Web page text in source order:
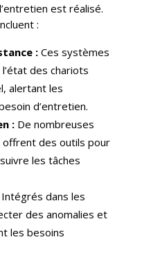
est réalisé.
:
:Ces systèmes
des chariots
alertant les
d’entretien.
:De nombreuses
des outils pour
les tâches
dans les
des anomalies et
les besoins